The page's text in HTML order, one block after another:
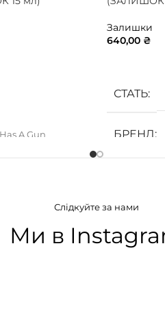
A Gun
Залишки
640,00 ₴
СТАТЬ
БРЕНД
Мускусні
Слідкуйте за нами
Ми в